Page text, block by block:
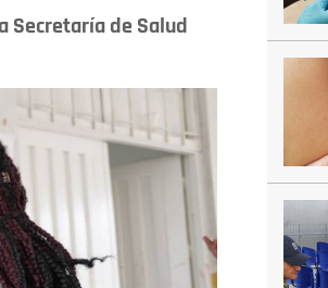
Secretaría de Salud